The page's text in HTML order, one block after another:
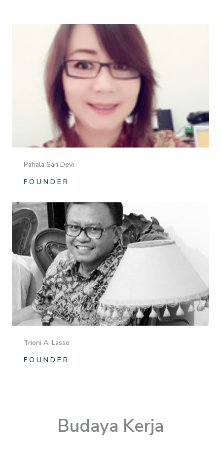
Pahala Sari Devi
F O U N D E R
Trioni A. Lasso
F O U N D E R
Budaya Kerja